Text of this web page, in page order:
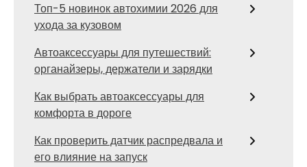
Топ-5 новинок автохимии 2026 для
ухода за кузовом
Автоаксессуары для путешествий:
органайзеры, держатели и зарядки
Как выбрать автоаксессуары для
комфорта в дороге
Как проверить датчик распредвала и
его влияние на запуск